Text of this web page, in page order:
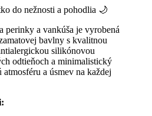
do nežnosti a pohodlia 🌙
perinky a vankúša je vyrobená
bavlny s kvalitnou
silikónovou
odtieňoch a minimalistický
a úsmev na každej